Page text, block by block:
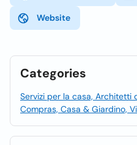
Website
Categories
Servizi per la casa, Architetti
Compras, Casa & Giardino,